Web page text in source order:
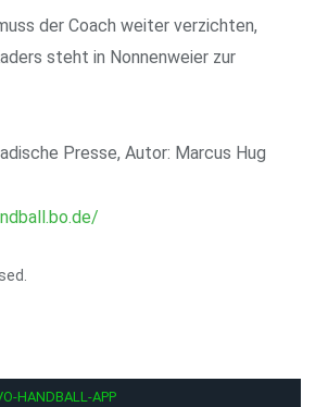
der Coach weiter verzichten,
steht in Nonnenweier zur
Presse, Autor: Marcus Hug
HANDBALL-APP